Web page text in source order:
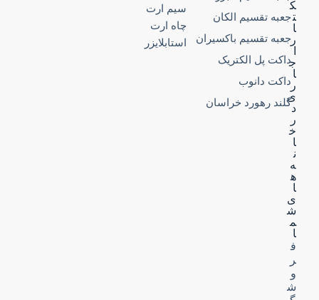
ک
ت
ا
ر
ج
ا
ر
ی
د
ر
خ
ا
ن
ه‌
ه
ا
ی
ش
م
ا
ف
ر
و
ش
جعبه تقسیم الکان
جعبه تقسیم باکسیران
داکت پل الکتریک
داکت دانوب
گلند رهورد خراسان
سیم ارت
چاه ارت
استابلایزر